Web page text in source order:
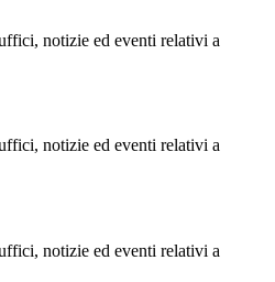
notizie ed eventi relativi a
notizie ed eventi relativi a
notizie ed eventi relativi a